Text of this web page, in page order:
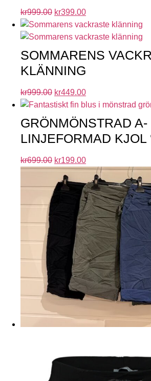
kr999.00 kr399.00
SOMMARENS
KLÄNNING
kr999.00 kr449.00
GRÖNMÖNSTRAD A-
LINJEFORMAD KJOL
kr699.00 kr199.00